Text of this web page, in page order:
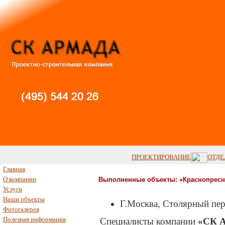
ПРОЕКТИРОВАНИЕ
Главная
О компании
Услуги
Наши объекты
Фотогалерея
Полезная информация
Выполненные объекты:
Г.Москва, Столярный
Специалисты компании «СК